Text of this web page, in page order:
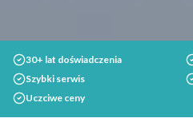
30+ lat doświadczenia
Szybki serwis
Uczciwe ceny